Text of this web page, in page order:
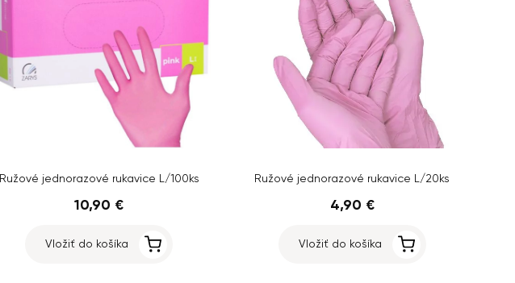
Ružové jednorazové rukavice L/100ks
10,90 €
Vložiť do košíka
Ružové jednorazové rukavice L/20ks
4,90 €
Vložiť do košíka